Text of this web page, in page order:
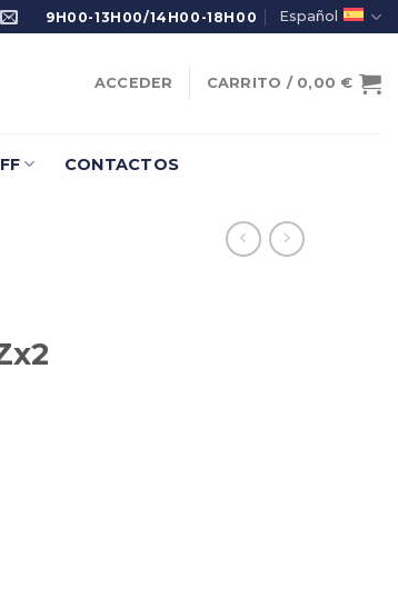
9H00-13H00/14H00-18H00 Español
ACCEDER CARRITO / 0,00 €
CONTACTOS